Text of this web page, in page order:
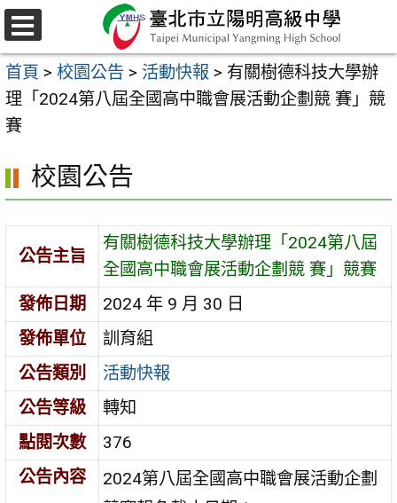
跳
至
主
要
內
區
選
單
首頁 > 校園公告 > 活動快報 > 有關樹德科技大學辦
理「2024第八屆全國高中職會展活動企劃競 賽」競
賽
校園公告
公告主旨
有關樹德科技大學辦理「2024第八屆
全國高中職會展活動企劃競 賽」競賽
發佈日期
2024 年 9 月 30 日
發佈單位
訓育組
公告類別
活動快報
公告等級
轉知
點閱次數
376
公告內容
2024第八屆全國高中職會展活動企劃